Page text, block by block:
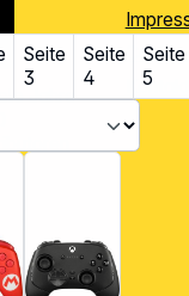
Seite
3
Seite
4
Seite
5
Jahre
Kontakt